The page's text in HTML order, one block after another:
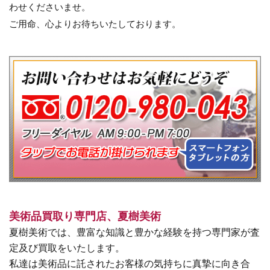
わせくださいませ。
ご用命、心よりお待ちいたしております。
美術品買取り専門店、夏樹美術
夏樹美術では、豊富な知識と豊かな経験を持つ専門家が査
定及び買取をいたします。
私達は美術品に託されたお客様の気持ちに真摯に向き合